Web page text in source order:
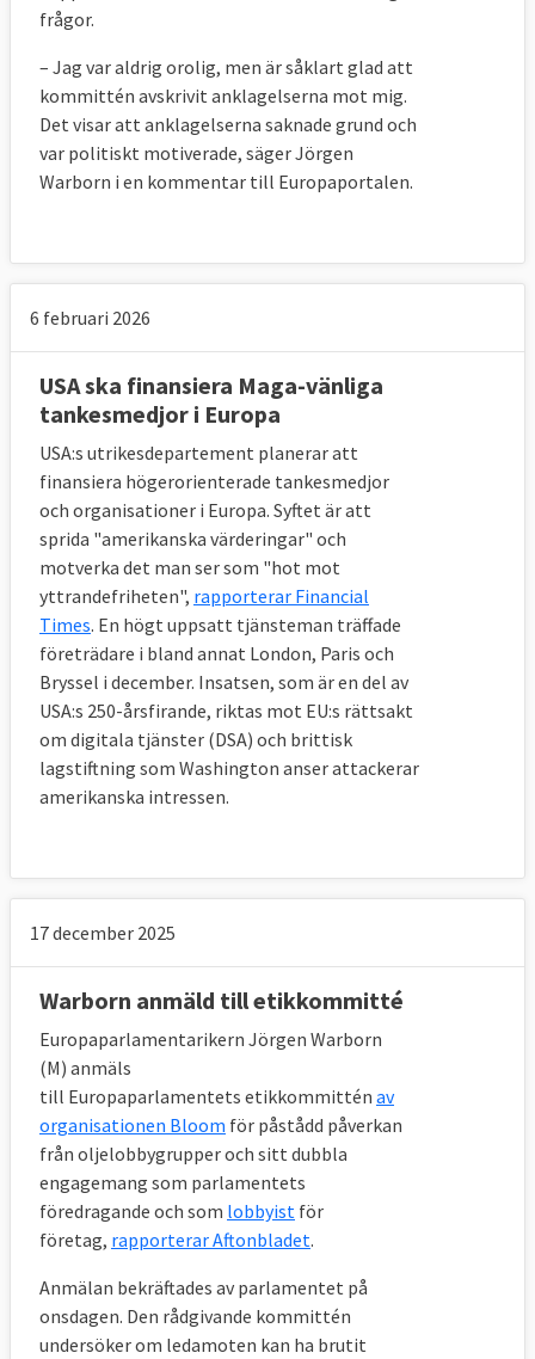
obundna mandat. Det vill säga att de som
träffa vem dem vill. Argumentet är också att
det inte är demokratiskt att försvåra
tillgången till parlamentariker.
6. Vad säger ministerrådet om förslaget
Ministerrådet vill begränsa kravet på vilka
lobbyister och i vilket sammanhang som de
måste registrera sig.
Rådet kom i december 2017 överens om sin
position till EU-kommissionens förslag om
ett tvingande öppenhetsregister. Enligt det
är rådet villigt att gå med i
öppenhetsregistret men anser att bara
lobbyister som har möten med högre
tjänstemän vid rådets generalsekretariat
ska behöva registrera sig där.
Enligt kommissionens förslag skulle även
det rådande och kommande
ordförandeskapet i rådet, samt
medlemsländernas ambassadörer i
COREPER omfattas av samma regel om att
enbart medlemsländerna som innehar
ordförandeskapet i rådet ska
att kräva registrering av de lobbyister som
har vissa sorters utbyten med landets EU-
ambassadörer.
7. Vad är Sveriges uppfattning om nya
regler om lobbyism?
Sverige vill begränsa kravet på vilka
lobbyister och i vilket sammanhang som de
måste registrera sig.
Sverige, det vill säga riksdagens EU-nämnd
och regeringen, tycker att det är bra att
kommissionen tagit initiativ för att öka
frågor.
– Jag var aldrig orolig, men är såklart glad att
kommittén avskrivit anklagelserna mot mig.
Det visar att anklagelserna saknade grund och
var politiskt motiverade, säger Jörgen
Warborn i en kommentar till Europaportalen.
6 februari 2026
USA ska finansiera Maga-vänliga
tankesmedjor i Europa
USA:s utrikesdepartement planerar att
finansiera högerorienterade tankesmedjor
och organisationer i Europa. Syftet är att
sprida "amerikanska värderingar" och
motverka det man ser som "hot mot
yttrandefriheten", rapporterar Financial
Times. En högt uppsatt tjänsteman träffade
företrädare i bland annat London, Paris och
Bryssel i december. Insatsen, som är en del av
USA:s 250-årsfirande, riktas mot EU:s rättsakt
om digitala tjänster (DSA) och brittisk
lagstiftning som Washington anser attackerar
amerikanska intressen.
17 december 2025
Warborn anmäld till etikkommitté
Europaparlamentarikern Jörgen Warborn
(M) anmäls
till Europaparlamentets etikkommittén av
organisationen Bloom för påstådd påverkan
från oljelobbygrupper och sitt dubbla
engagemang som parlamentets
föredragande och som lobbyist för
företag, rapporterar Aftonbladet.
Anmälan bekräftades av parlamentet på
onsdagen. Den rådgivande kommittén
undersöker om ledamoten kan ha brutit